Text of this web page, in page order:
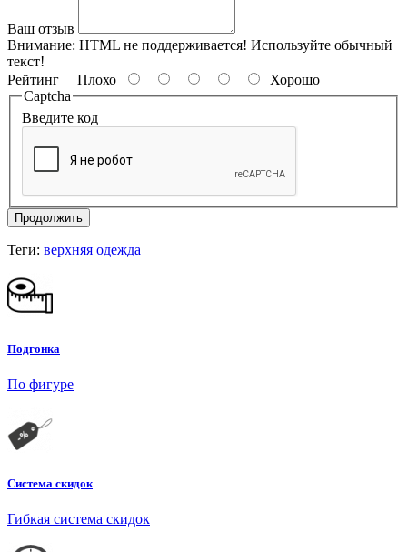
Ваш отзыв
Внимание: HTML не поддерживается! Используйте обычный
текст!
Рейтинг Плохо
Хорошо
Captcha
Введите код
Продолжить
Теги: верхняя одежда
Подгонка
По фигуре
Система скидок
Гибкая система скидок